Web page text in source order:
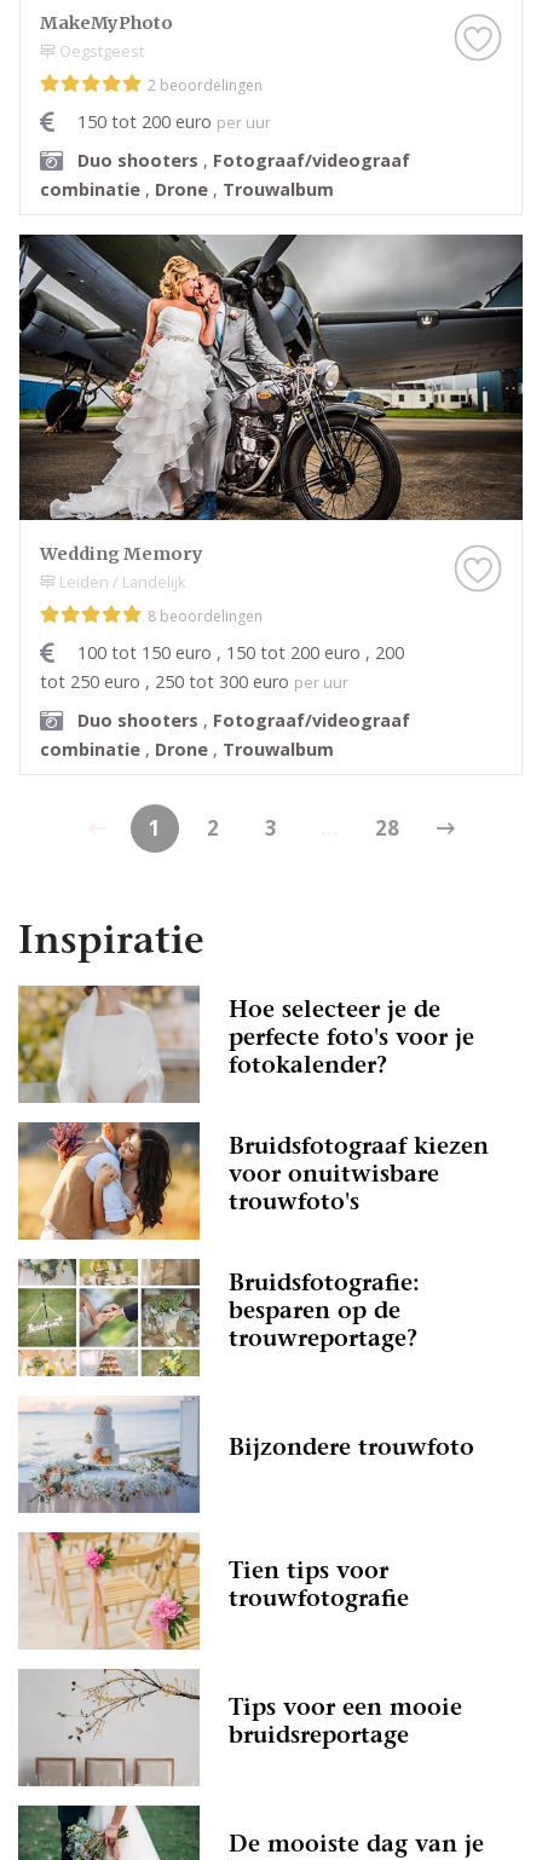
MakeMyPhoto
Oegstgeest
2 beoordelingen
150 tot 200 euro per uur
Duo shooters , Fotograaf/videograaf
combinatie , Drone , Trouwalbum
Wedding Memory
Leiden / Landelijk
8 beoordelingen
100 tot 150 euro , 150 tot 200 euro , 200
tot 250 euro , 250 tot 300 euro per uur
Duo shooters , Fotograaf/videograaf
combinatie , Drone , Trouwalbum
1 2 3 28
Inspiratie
Hoe selecteer je de
perfecte foto's voor je
fotokalender?
Bruidsfotograaf kiezen
voor onuitwisbare
trouwfoto's
Bruidsfotografie:
besparen op de
trouwreportage?
Bijzondere trouwfoto
Tien tips voor
trouwfotografie
Tips voor een mooie
bruidsreportage
De mooiste dag van je